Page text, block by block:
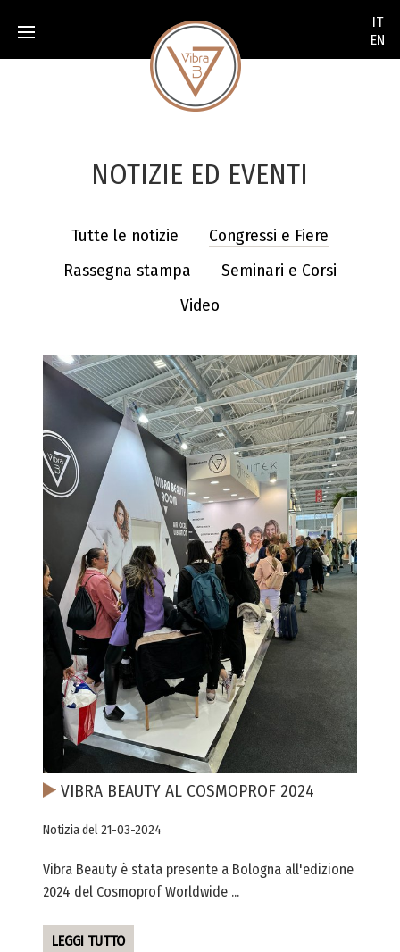
NOTIZIE ED EVENTI
Tutte le notizie
Congressi e Fiere
Rassegna stampa
Seminari e Corsi
Video
VIBRA BEAUTY AL COSMOPROF 2024
Notizia del 21-03-2024
Vibra Beauty è stata presente a Bologna all'edizione
2024 del Cosmoprof Worldwide ...
LEGGI TUTTO
IT
EN